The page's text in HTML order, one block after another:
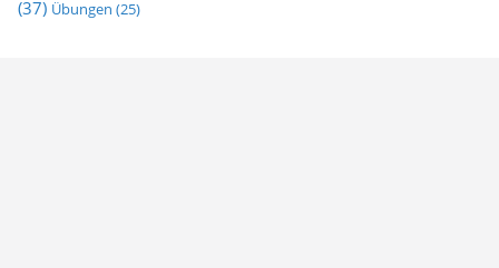
(37) Übungen (25)